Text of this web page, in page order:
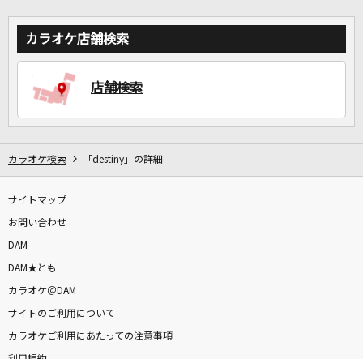
家族や友達と一緒に！練習にも！
カラオケ店舗検索
店舗検索
カラオケ検索 「destiny」の詳細
サイトマップ
お問い合わせ
DAM
DAM★とも
カラオケ＠DAM
サイトのご利用について
カラオケご利用にあたっての注意事項